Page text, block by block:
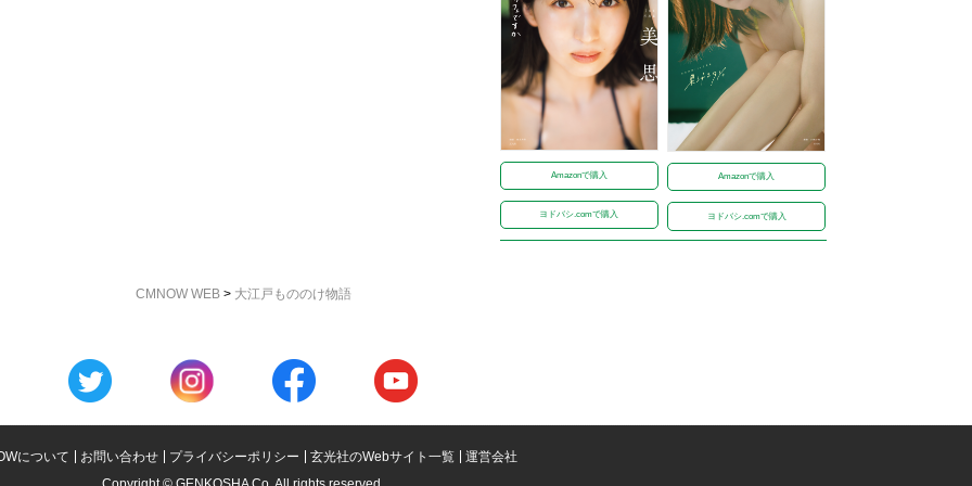
Amazonで購入
ヨドバシ.comで購入
Amazonで購入
ヨドバシ.comで購入
CMNOW WEB> 大江戸もののけ物語
について お問い合わせ プライバシーポリシー 玄光社のWebサイト一覧
運営会社